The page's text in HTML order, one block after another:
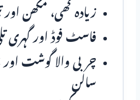
زیادہ گھی، مکھن اور
فاسٹ فوڈ اور گہری
چربی والا گوشت
سالن